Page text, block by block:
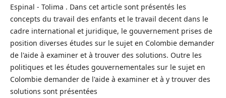
Espinal - Tolima . Dans cet article sont présentés les
concepts du travail des enfants et le travail decent dans le
cadre international et juridique, le gouvernement prises de
position diverses études sur le sujet en Colombie demander
de l'aide à examiner et à trouver des solutions. Outre les
politiques et les études gouvernementales sur le sujet en
Colombie demander de l'aide à examiner et à y trouver des
solutions sont présentées